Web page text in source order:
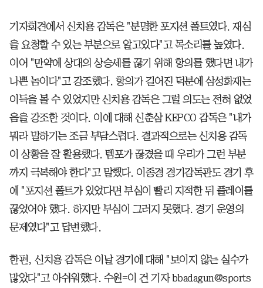
기자회견에서 신치용 감독은 "분명한 포지션 폴트였다. 재심
을 요청할 수 있는 부분으로 알고있다"고 목소리를 높였다.
이어 "만약에 상대의 상승세를 끊기 위해 항의를 했다면 내가
나쁜 놈이다"고 강조했다. 항의가 길어진 덕분에 삼성화재는
이득을 볼 수 있었지만 신치용 감독은 그럴 의도는 전혀 없었
음을 강조한 것이다. 이에 대해 신춘삼 KEPCO 감독은 "내가
뭐라 말하기는 조금 부담스럽다. 결과적으로는 신치용 감독
이 상황을 잘 활용했다. 템포가 끊겼을 때 우리가 그런 부분
까지 극복해야 한다"고 말했다. 이종경 경기감독관도 경기 후
에 "포지션 폴트가 있었다면 부심이 빨리 지적한 뒤 플레이를
끊었어야 했다. 하지만 부심이 그러지 못했다. 경기 운영의
문제였다"고 답변했다.
한편, 신치용 감독은 이날 경기에 대해 "보이지 않는 실수가
많았다"고 아쉬워했다. 수원=이 건 기자 bbadagun@sports